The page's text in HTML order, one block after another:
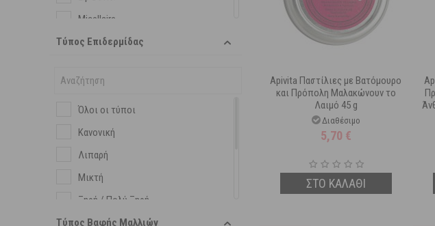
Micellaire
Peeling
Αφρός Καθαρισμού
Γαλάκτωμα
Κρέμα
Κρέμα Ημέρας
Κρέμα Ματιών
Κρέμα Νυκτός
Λάδι
Τύπος Επιδερμίδας
Όλοι οι τύποι
Κανονική
Λιπαρή
Μικτή
Ξηρή / Πολύ Ξηρή
Ευαίσθητη
Τύπος Βαφής Μαλλιών
Apivita Παστίλιες με Βατόμουρο
και Πρόπολη Μαλακώνουν το
Λαιμό 45 g
Διαθέσιμο
5,70 €
ΣΤΟ ΚΑΛΑΘΙ